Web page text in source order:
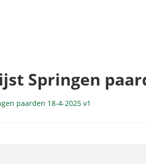
Springen
paarden 18-4-2025 v1